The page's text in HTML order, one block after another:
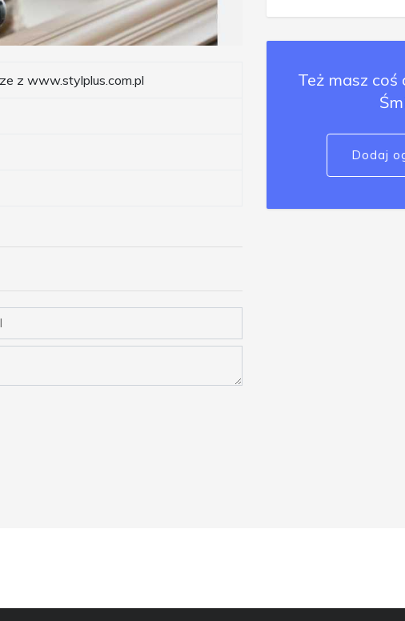
z www.stylplus.com.pl
Też masz coś
Dodaj